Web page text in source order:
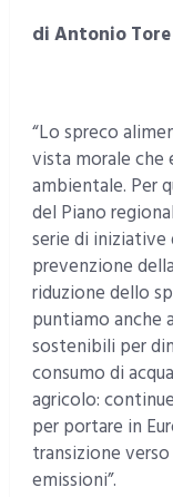
di Antonio Tore
“Lo spreco
vista morale
ambientale. Per
del Piano
serie di iniziative
prevenzione
riduzione dello
puntiamo anche
sostenibili per
consumo di
agricolo:
per portare in
transizione verso
emissioni”.